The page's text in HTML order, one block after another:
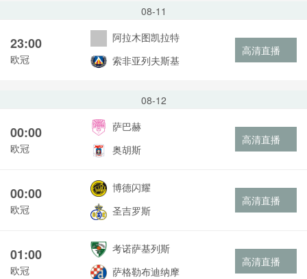
08-11
23:00
欧冠
阿拉木图凯拉特
索非亚列夫斯基
高清直播
08-12
00:00
欧冠
萨巴赫
奥胡斯
高清直播
00:00
欧冠
博德闪耀
圣吉罗斯
高清直播
01:00
欧冠
考诺萨基列斯
萨格勒布迪纳摩
高清直播